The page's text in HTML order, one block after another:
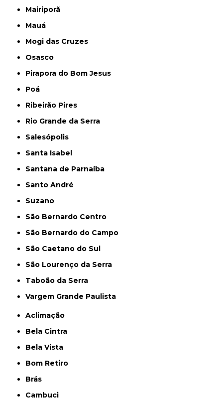
Mairiporã
Mauá
Mogi das Cruzes
Osasco
Pirapora do Bom Jesus
Poá
Ribeirão Pires
Rio Grande da Serra
Salesópolis
Santa Isabel
Santana de Parnaíba
Santo André
Suzano
São Bernardo Centro
São Bernardo do Campo
São Caetano do Sul
São Lourenço da Serra
Taboão da Serra
Vargem Grande Paulista
Aclimação
Bela Cintra
Bela Vista
Bom Retiro
Brás
Cambuci